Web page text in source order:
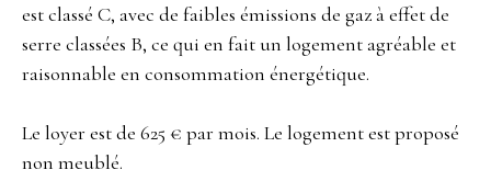
est classé C, avec de faibles émissions de gaz à effet de
serre classées B, ce qui en fait un logement agréable et
raisonnable en consommation énergétique.
Le loyer est de 625 € par mois. Le logement est proposé
non meublé.